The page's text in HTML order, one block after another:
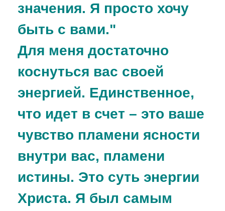
значения. Я просто хочу
быть с вами."
Для меня достаточно
коснуться вас своей
энергией. Единственное,
что идет в счет – это ваше
чувство пламени ясности
внутри вас, пламени
истины. Это суть энергии
Христа. Я был самым